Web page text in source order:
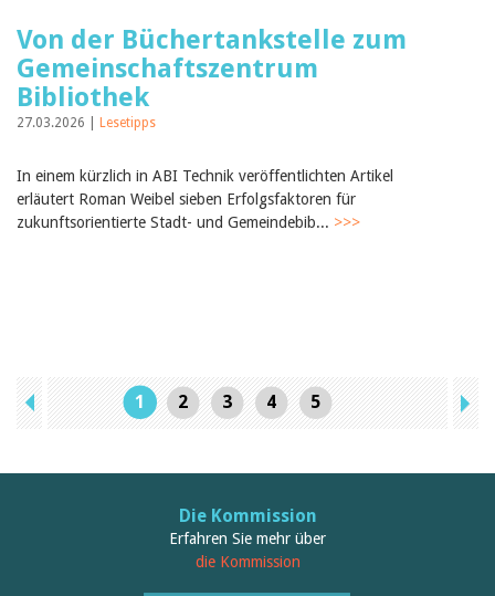
Von der Büchertankstelle zum
Gemeinschaftszentrum
Bibliothek
27.03.2026 | Lesetipps
In einem kürzlich in ABI Technik veröffentlichten Artikel
erläutert Roman Weibel sieben Erfolgsfaktoren für
zukunftsorientierte Stadt- und Gemeindebib... >>>
1 2 3 4 5
Die Kommission
Erfahren Sie mehr über
die Kommission